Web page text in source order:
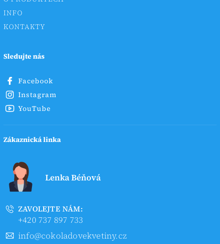
INFO
KONTAKTY
Sledujte nás
Facebook
Instagram
YouTube
Zákaznická linka
Lenka Béňová
ZAVOLEJTE NÁM:
+420 737 897 733
info@cokoladovekvetiny.cz